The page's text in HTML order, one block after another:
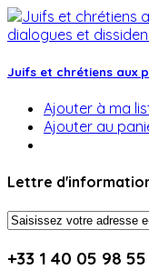
Juifs et chrétiens aux
Ajouter à ma
Ajouter au
Lettre
+33 1 40 05 98 55